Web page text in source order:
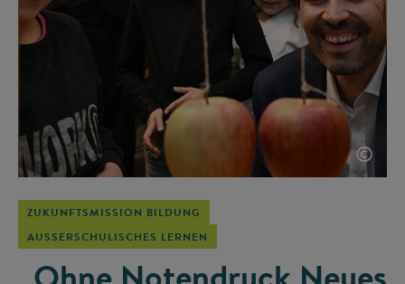
©
ZUKUNFTSMISSION BILDUNG
AUSSERSCHULISCHES LERNEN